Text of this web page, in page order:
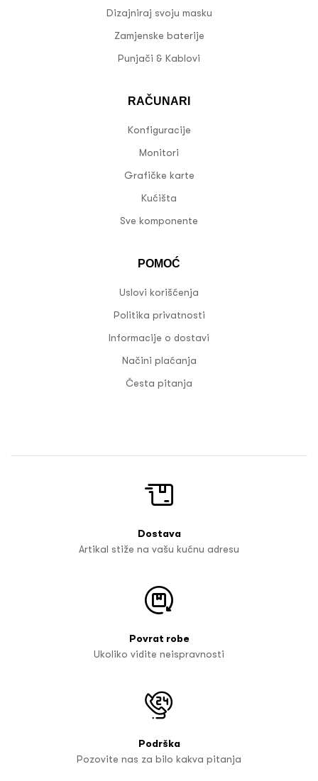
Dizajniraj svoju masku
Zamjenske baterije
Punjači & Kablovi
RAČUNARI
Konfiguracije
Monitori
Grafičke karte
Kućišta
Sve komponente
POMOĆ
Uslovi korišćenja
Politika privatnosti
Informacije o dostavi
Načini plaćanja
Česta pitanja
Dostava
Artikal stiže na vašu kućnu adresu
Povrat robe
Ukoliko vidite neispravnosti
Podrška
Pozovite nas za bilo kakva pitanja